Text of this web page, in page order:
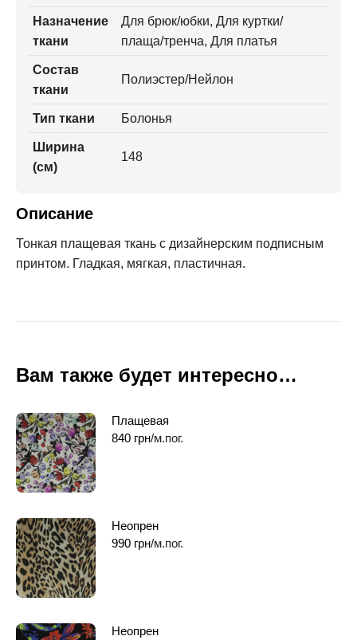
Назначение
ткани
Для брюк/юбки, Для куртки/
плаща/тренча, Для платья
Состав
ткани
Полиэстер/Нейлон
Тип ткани Болонья
Ширина
(см)
148
Описание
Тонкая плащевая ткань с дизайнерским подписным
принтом. Гладкая, мягкая, пластичная.
Вам также будет интересно…
Плащевая
840 грн/м.пог.
Неопрен
990 грн/м.пог.
Неопрен